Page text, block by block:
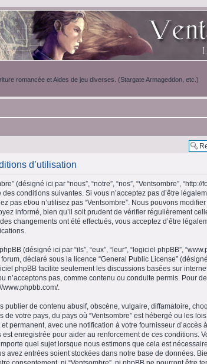
romancée et Aides de jeu diverses. (Stargate Armageddon, etc.)
d’utilisation
(désigné ici par “nous”, “notre”, “nos”, “Ventsombre”,
conditions suivantes. Si vous n’acceptez pas d’être
pas et/ou n’utilisez pas “Ventsombre”. Nous pouvons
informé, bien qu’il soit prudent de vérifier régulièrement
changements ont été effectués, vous acceptez d’être
(désigné ici par “ils”, “eux”, “leur”, “logiciel phpBB”,
déclaré sous la licence “General Public License”
phpBB facilite seulement les discussions basées sur
n’acceptons pas, comme contenu ou conduite permis. Pour
www.phpbb.com/.
publier de contenu abusif, obscène, vulgaire, diffamatoire,
de votre pays, du pays où “Ventsombre” est hébergé ou les
permanent, avec une notification à votre fournisseur d’accès
enregistrée pour aider au renforcement de ces conditions.
quel sujet lorsque nous estimons que cela est
avez entrées soient stockées dans notre base de données.